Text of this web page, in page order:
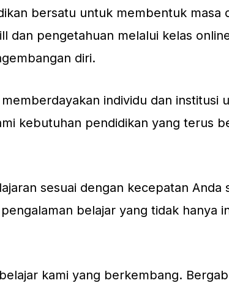
bersatu untuk membentuk masa
dan pengetahuan melalui kelas
diri.
individu dan institusi
kebutuhan pendidikan yang terus
sesuai dengan kecepatan Anda
belajar yang tidak hanya
kami yang berkembang.